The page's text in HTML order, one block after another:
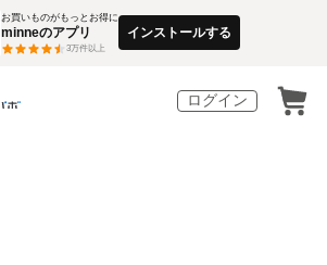
お買いものがもっとお得に
minneのアプリ
3万件以上
インストールする
ログイン